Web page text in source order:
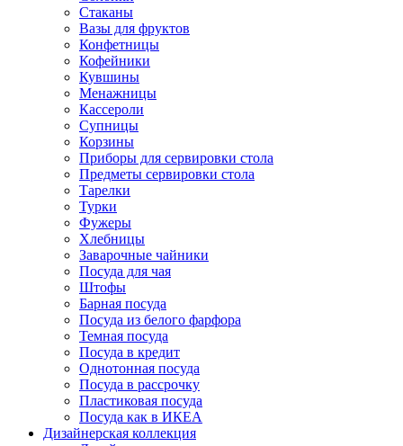
Стаканы
Вазы для фруктов
Конфетницы
Кофейники
Кувшины
Менажницы
Кассероли
Супницы
Корзины
Приборы для сервировки стола
Предметы сервировки стола
Тарелки
Турки
Фужеры
Хлебницы
Заварочные чайники
Посуда для чая
Штофы
Барная посуда
Посуда из белого фарфора
Темная посуда
Посуда в кредит
Однотонная посуда
Посуда в рассрочку
Пластиковая посуда
Посуда как в ИКЕА
Дизайнерская коллекция